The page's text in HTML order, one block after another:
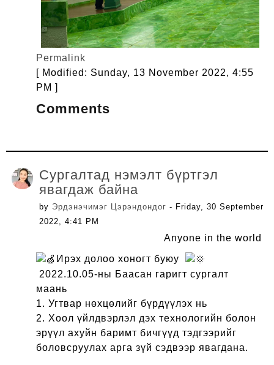
Permalink
[ Modified: Sunday, 13 November 2022, 4:55
PM ]
Comments
Сургалтад нэмэлт бүртгэл
явагдаж байна
by Эрдэнэчимэг Цэрэндондог - Friday, 30 September
2022, 4:41 PM
Anyone in the world
Ирэх долоо хоногт буюу
2022.10.05-ны Баасан гаригт сургалт
маань
1. Угтвар нөхцөлийг бүрдүүлэх нь
2. Хоол үйлдвэрлэл дэх технологийн болон
эрүүл ахуйн баримт бичгүүд тэдгээрийг
боловсруулах арга зүй сэдвээр явагдана.